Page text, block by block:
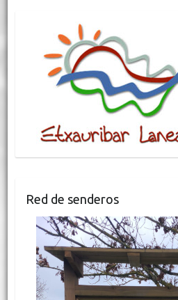
Red de senderos